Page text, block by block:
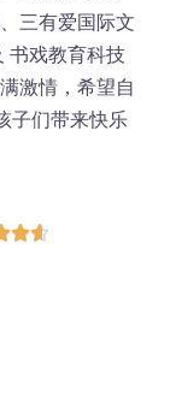
三有爱国际文
书戏教育科技
激情，希望自
子们带来快乐
